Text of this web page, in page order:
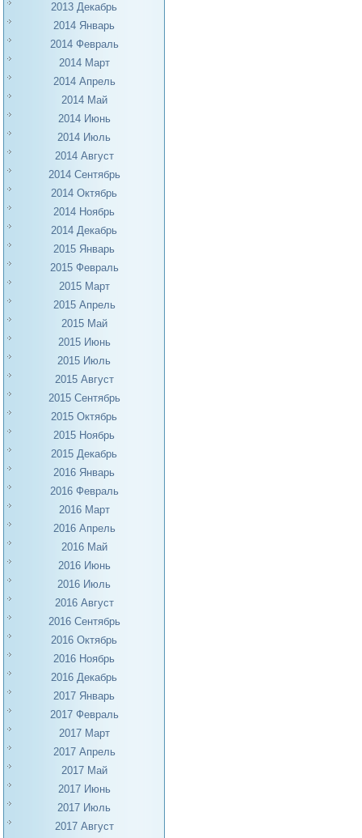
2013 Декабрь
2014 Январь
2014 Февраль
2014 Март
2014 Апрель
2014 Май
2014 Июнь
2014 Июль
2014 Август
2014 Сентябрь
2014 Октябрь
2014 Ноябрь
2014 Декабрь
2015 Январь
2015 Февраль
2015 Март
2015 Апрель
2015 Май
2015 Июнь
2015 Июль
2015 Август
2015 Сентябрь
2015 Октябрь
2015 Ноябрь
2015 Декабрь
2016 Январь
2016 Февраль
2016 Март
2016 Апрель
2016 Май
2016 Июнь
2016 Июль
2016 Август
2016 Сентябрь
2016 Октябрь
2016 Ноябрь
2016 Декабрь
2017 Январь
2017 Февраль
2017 Март
2017 Апрель
2017 Май
2017 Июнь
2017 Июль
2017 Август